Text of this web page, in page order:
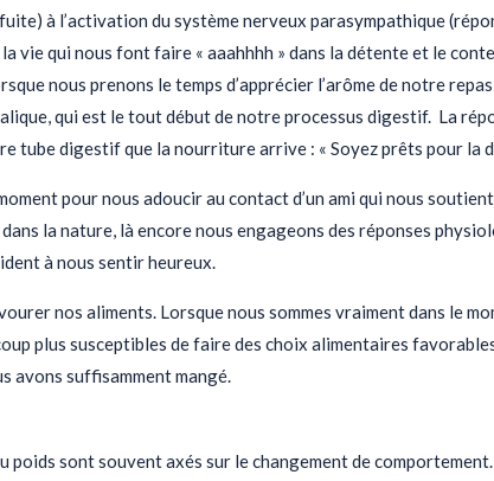
à l’activation du système nerveux parasympathique
vie qui nous font faire « aaahhhh » dans la détente et le
nous prenons le temps d’apprécier l’arôme de notre
qui est le tout début de notre processus digestif. La
tube digestif que la nourriture arrive : « Soyez prêts pour la
pour nous adoucir au contact d’un ami qui nous
la nature, là encore nous engageons des réponses
à nous sentir heureux.
nos aliments. Lorsque nous sommes vraiment dans le
plus susceptibles de faire des choix alimentaires
avons suffisamment mangé.
poids sont souvent axés sur le changement de